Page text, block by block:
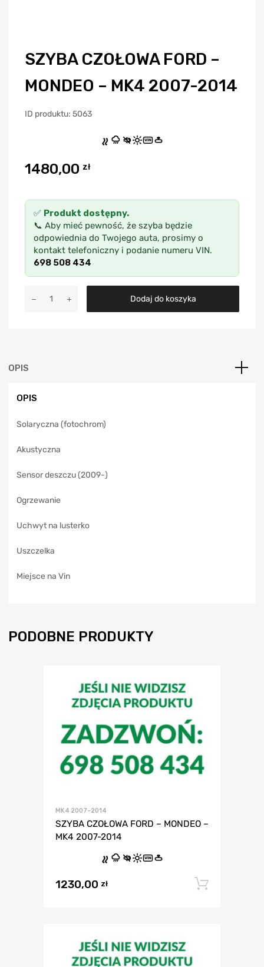
SZYBA CZOŁOWA FORD –
MONDEO – MK4 2007-2014
ID produktu: 5063
VIN
1480,00 zł
✅ Produkt dostępny.
📞 Aby mieć pewność, że szyba będzie
odpowiednia do Twojego auta, prosimy o
kontakt telefoniczny i podanie numeru VIN.
698 508 434
Dodaj do koszyka
a
OPIS
OPIS
Solaryczna (fotochrom)
Akustyczna
Sensor deszczu (2009-)
Ogrzewanie
Uchwyt na lusterko
Uszczelka
Miejsce na Vin
PODOBNE PRODUKTY
MK4 2007-2014
SZYBA CZOŁOWA FORD – MONDEO –
MK4 2007-2014
VIN
1230,00 zł